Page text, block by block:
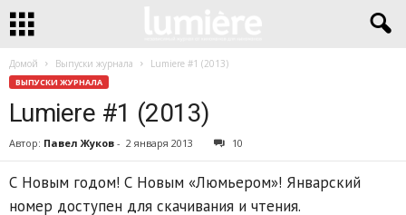
Домой Выпуски журнала Lumiere #1 (2013)
ВЫПУСКИ ЖУРНАЛА
Lumiere #1 (2013)
Автор: Павел Жуков - 2 января 2013 10
С Новым годом! С Новым «Люмьером»! Январский
номер доступен для скачивания и чтения.